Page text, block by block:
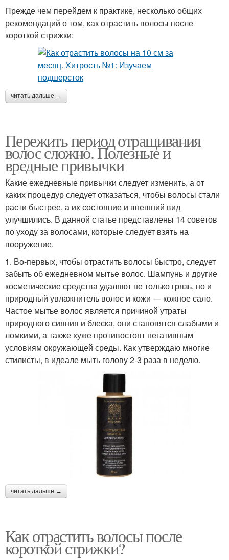
Прежде чем перейдем к практике, несколько общих
рекомендаций о том, как отрастить волосы после
короткой стрижки:
читать дальше →
Пережить период отращивания
волос сложно. Полезные и
вредные привычки
Какие ежедневные привычки следует изменить, а от
каких процедур следует отказаться, чтобы волосы стали
расти быстрее, а их состояние и внешний вид
улучшились. В данной статье представлены 14 советов
по уходу за волосами, которые следует взять на
вооружение.
1. Во-первых, чтобы отрастить волосы быстро, следует
забыть об ежедневном мытье волос. Шампунь и другие
косметические средства удаляют не только грязь, но и
природный увлажнитель волос и кожи — кожное сало.
Частое мытье волос является причиной утраты
природного сияния и блеска, они становятся слабыми и
ломкими, а также хуже противостоят негативным
условиям окружающей среды. Как утверждаю многие
стилисты, в идеале мыть голову 2-3 раза в неделю.
читать дальше →
Как отрастить волосы после
короткой стрижки?